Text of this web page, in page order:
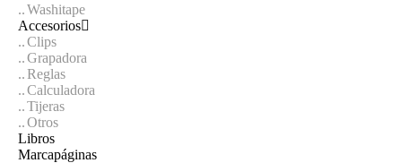
Washitape
Accesorios
Clips
Grapadora
Reglas
Calculadora
Tijeras
Otros
Libros
Marcapáginas